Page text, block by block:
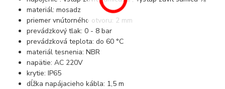
materiál: mosadz
priemer vnútorného otvoru: 2 mm
prevádzkový tlak: 0 - 8 bar
prevádzková teplota: do 60 °C
materiál tesnenia: NBR
napätie: AC 220V
krytie: IP65
dĺžka napájacieho kábla: 1,5 m